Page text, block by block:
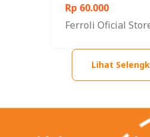
Rp 60.000
Ferroli Oficial
Lihat